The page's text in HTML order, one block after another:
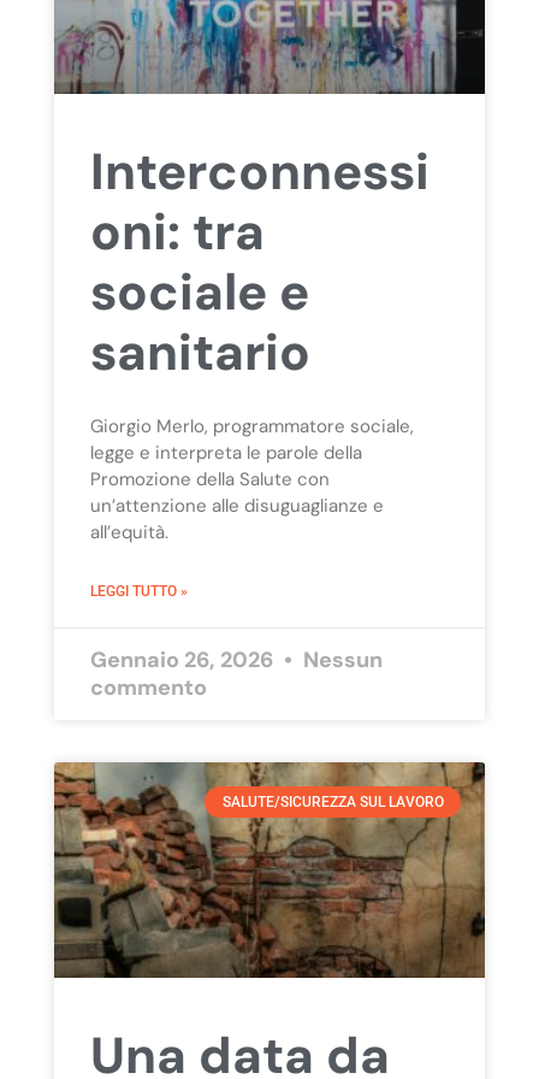
Interconnessi
oni: tra
sociale e
sanitario
Giorgio Merlo, programmatore sociale,
legge e interpreta le parole della
Promozione della Salute con
un’attenzione alle disuguaglianze e
all’equità.
LEGGI TUTTO »
Gennaio 26, 2026
Nessun
commento
SALUTE/SICUREZZA SUL LAVORO
Una data da